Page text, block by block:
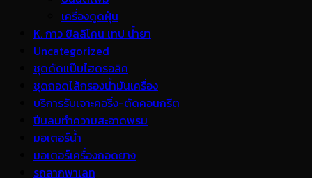
เครื่องดูดฝุ่น
K. กาว ซิลลิโคน เทป น้ำยา
Uncategorized
ชุดดัดแป๊บไฮดรอลิค
ชุดถอดไส้กรองน้ำมันเครื่อง
บริการรับเจาะคอริ่ง-ตัดคอนกรีต
ปืนลมทำความสะอาดพรม
มอเตอร์น้ำ
มอเตอร์เครื่องถอดยาง
รถลากพาเลท